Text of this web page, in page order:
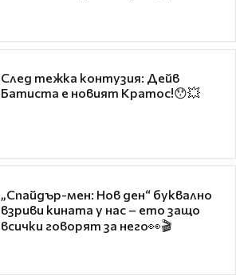
След тежка контузия: Дейв
Батиста е новият Кратос!😯💥
„Спайдър-мен: Нов ден“ буквално
взриви кината у нас – ето защо
всички говорят за него👀🎬